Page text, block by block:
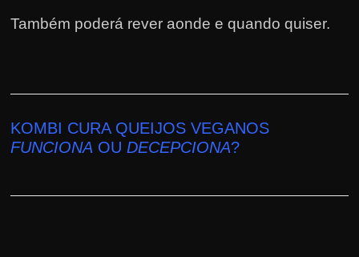
Também poderá rever aonde e quando quiser.
KOMBI CURA QUEIJOS VEGANOS
FUNCIONA OUDECEPCIONA?